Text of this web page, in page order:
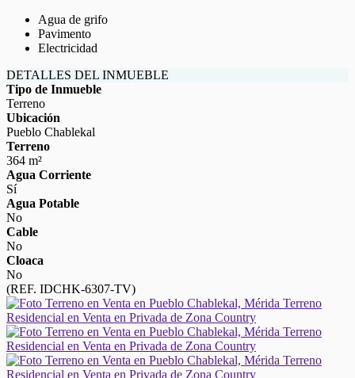
Agua de grifo
Pavimento
Electricidad
DETALLES DEL INMUEBLE
Tipo de Inmueble
Terreno
Ubicación
Pueblo Chablekal
Terreno
364 m²
Agua Corriente
Sí
Agua Potable
No
Cable
No
Cloaca
No
(REF. IDCHK-6307-TV)